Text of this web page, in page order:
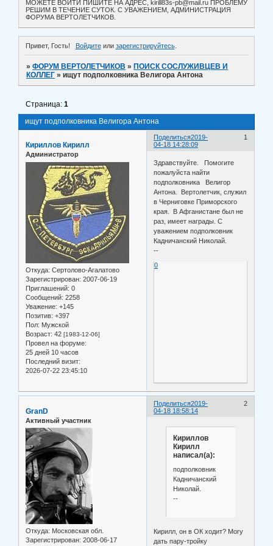
МОЖЕТЕ ВОЙТИ ПИШИТЕ НА АДРЕС, kirill83s-pb@mail.ru ПРОБЛЕМУ
РЕШИМ В ТЕЧЕНИЕ СУТОК. С УВАЖЕНИЕМ, АДМИНИСТРАЦИЯ
ФОРУМА ВЕРТОЛЕТЧИКОВ.
Привет, Гость! Войдитеили зарегистрируйтесь.
»ФОРУМ ВЕРТОЛЕТЧИКОВ » ПОИСК СОСЛУЖИВЦЕВ И
КОЛЛЕГ »ищут подполковника Велигора Антона
ищут подполковника Велигора Антона
Страница:1
Поделиться 1
2019-
04-18 14:28:09
Кириллов Кирилл
Администратор
Откуда: Сертолово-Агалатово
Зарегистрирован: 2007-06-19
Приглашений: 0
Сообщений: 2258
Уважение: +145
Позитив: +397
Пол: Мужской
Возраст: 42 [1983-12-06]
Провел на форуме:
25 дней 10 часов
Последний визит:
2026-07-22 23:45:10
Здравствуйте. Помогите
пожалуйста найти
подполковника Велигор
Антона. Вертолетчик, служил
в Черниговке Приморского
края. В Афганистане был не
раз, имеет награды. С
уважением подполковник
Кадничанский Николай.
--
0
Поделиться 2
2019-
04-18 18:58:14
GranD
Активный участник
Откуда: Московская обл.
Зарегистрирован: 2008-06-17
Кириллов
Кирилл
написал(а):
подполковник
Кадничанский
Николай.
--
Кирилл, он в ОК ходит? Могу
дать пару-тройку